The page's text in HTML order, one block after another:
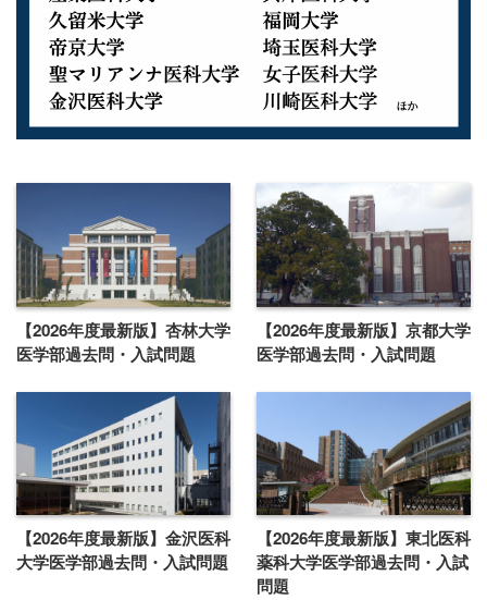
【2026年度最新版】杏林大学
医学部過去問・入試問題
【2026年度最新版】京都大学
医学部過去問・入試問題
【2026年度最新版】金沢医科
大学医学部過去問・入試問題
【2026年度最新版】東北医科
薬科大学医学部過去問・入試
問題